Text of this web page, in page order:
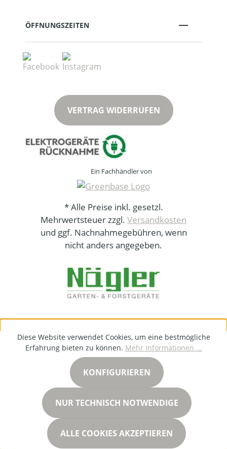
ÖFFNUNGSZEITEN
VERTRAG WIDERRUFEN
Ein Fachhändler von
* Alle Preise inkl. gesetzl.
Mehrwertsteuer zzgl. Versandkosten
und ggf. Nachnahmegebühren, wenn
nicht anders angegeben.
Diese Website verwendet Cookies, um eine bestmögliche
Erfahrung bieten zu können. Mehr Informationen ...
NUR TECHNISCH NOTWENDIGE
KONFIGURIEREN
ALLE COOKIES AKZEPTIEREN